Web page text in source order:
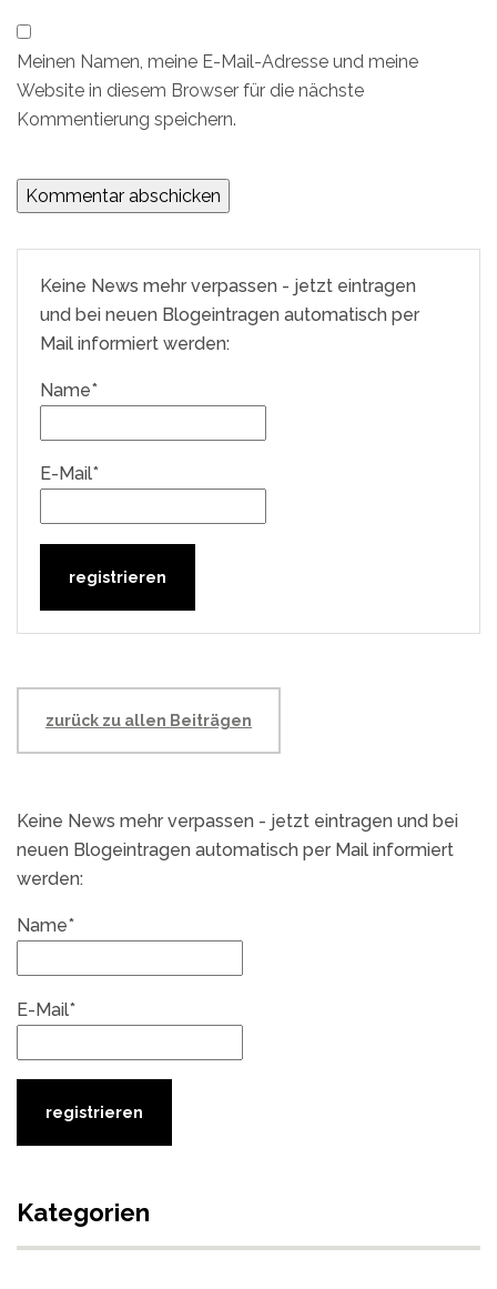
Meinen Namen, meine E-Mail-Adresse und meine
Website in diesem Browser für die nächste
Kommentierung speichern.
Keine News mehr verpassen - jetzt eintragen
und bei neuen Blogeintragen automatisch per
Mail informiert werden:
Name*
E-Mail*
zurück zu allen Beiträgen
Keine News mehr verpassen - jetzt eintragen und bei
neuen Blogeintragen automatisch per Mail informiert
werden:
Name*
E-Mail*
Kategorien